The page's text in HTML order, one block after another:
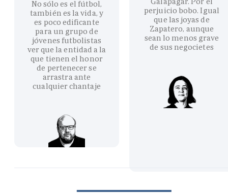
No sólo es el fútbol,
también es la vida, y
es poco edificante
para un grupo de
jóvenes futbolistas
ver que la entidad a la
que tienen el honor
de pertenecer se
arrastra ante
cualquier chantaje
perjuicio bobo. Igual
que las joyas de
Zapatero, aunque
sean lo menos grave
de sus negocietes